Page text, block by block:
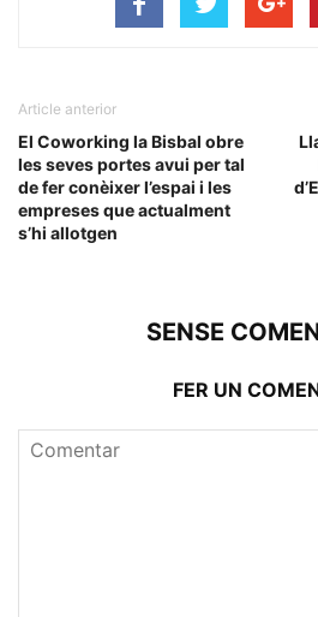
Article anterior
El Coworking la Bisbal obre
les seves portes avui per tal
de fer conèixer l’espai i les
empreses que actualment
s’hi allotgen
SENSE
FER UN